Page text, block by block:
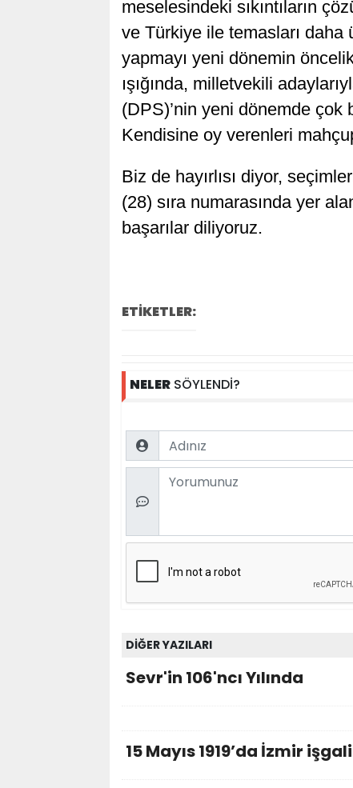
meselesindeki sıkıntıların
ve Türkiye ile temasları daha
yapmayı yeni dönemin
ışığında, milletvekili
(DPS)’nin yeni dönemde çok
Kendisine oy verenleri
Biz de hayırlısı diyor,
(28) sıra numarasında yer
başarılar diliyoruz.
ETİKETLER:
NELERSÖYLENDİ?
Name
Comment
DİĞER YAZILARI
Sevr'in 106'ncı Yılında
15 Mayıs 1919’da İzmir